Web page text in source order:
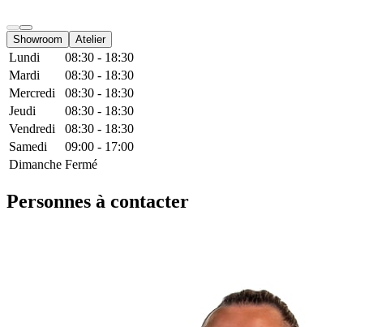
Showroom Atelier
Lundi
08:30 - 18:30
Mardi
08:30 - 18:30
Mercredi
08:30 - 18:30
Jeudi
08:30 - 18:30
Vendredi
08:30 - 18:30
Samedi
09:00 - 17:00
Dimanche Fermé
Personnes à contacter